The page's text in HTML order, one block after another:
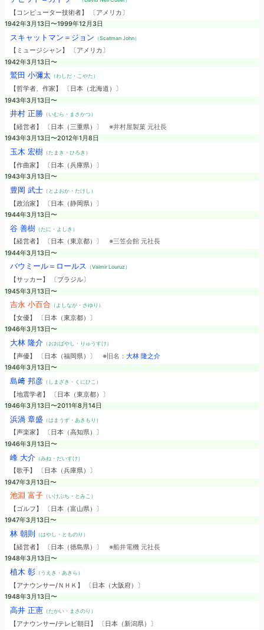
【コンピューター技術者】 〔アメリカ〕
1942年3月13日〜1999年12月3日
スキャットマン＝ジョン （Scatman John）
【ミュージシャン】 〔アメリカ〕
1942年3月13日〜
鷲田 小彌太（わしだ・こやた）
【哲学者、作家】 〔日本（北海道）〕
1943年3月13日〜
井村 正勝（いむら・まさかつ）
【経営者】 〔日本（三重県）〕 ※井村屋製菓 元社長
1943年3月13日〜2012年1月8日
玉木 宏樹（たまき・ひろき）
【作曲家】 〔日本（兵庫県）〕
1943年3月13日〜
豊岡 武士（とよおか・たけし）
【政治家】 〔日本（静岡県）〕
1944年3月13日〜
谷 善樹（たに・よしき）
【経営者】 〔日本（東京都）〕 ※三笠会館 元社長
1944年3月13日〜
バウミール＝ロールス （Valmir Louruz）
【サッカー】 〔ブラジル〕
1945年3月13日〜
吉永 小百合（よしなが・さゆり）
【女優】 〔日本（東京都）〕
1946年3月13日〜
大林 隆介（おおばやし・りゅうすけ）
【声優】 〔日本（福岡県）〕 ※旧名： 大林 隆之介
1946年3月13日〜
島﨑 邦彦（しまざき・くにひこ）
【地震学者】 〔日本（東京都）〕
1946年3月13日〜2011年8月14日
浜渦 章盛 （はまうず・あきもり）
【声楽家】 〔日本（高知県）〕
1946年3月13日〜
峰 大介（みね・だいすけ）
【歌手】 〔日本（兵庫県）〕
1947年3月13日〜
池淵 富子（いけぶち・とみこ）
【ゴルフ】 〔日本（富山県）〕
1947年3月13日〜
林 朝則 （はやし・とものり）
【経営者】 〔日本（徳島県）〕 ※船井電機 元社長
1948年3月13日〜
植木 彰（うえき・あきら）
【アナウンサー/ＮＨＫ】 〔日本（大阪府）〕
1948年3月13日〜
高井 正憲 （たかい・まさのり）
【アナウンサー/テレビ朝日】 〔日本（新潟県）〕